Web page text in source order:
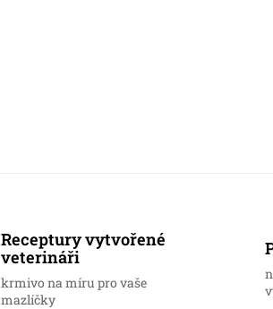
Receptury vytvořené
veterináři
krmivo na míru pro vaše
mazlíčky